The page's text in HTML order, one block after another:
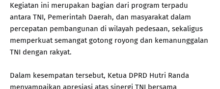
Kegiatan ini merupakan bagian dari program terpadu
antara TNI, Pemerintah Daerah, dan masyarakat dalam
percepatan pembangunan di wilayah pedesaan, sekaligus
memperkuat semangat gotong royong dan kemanunggalan
TNI dengan rakyat.
Dalam kesempatan tersebut, Ketua DPRD Hutri Randa
menyampaikan apresiasi atas sinergi TNI bersama